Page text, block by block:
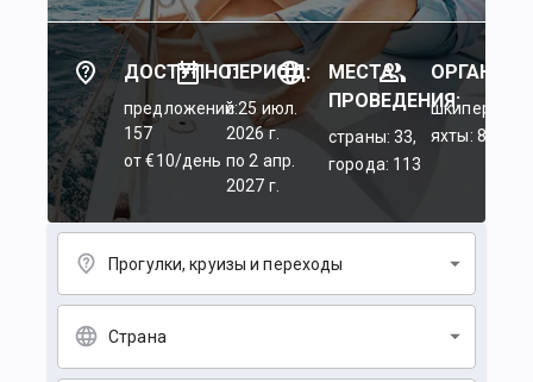
ДОСТУПНО:
предложений:
157
от €10/день
ПЕРИОД:
c 25 июл.
2026 г.
по 2 апр.
2027 г.
МЕСТА
ПРОВЕДЕНИЯ:
страны: 33,
города: 113
шкиперы: 45,
яхты: 84
Прогулки, круизы и переходы
Страна